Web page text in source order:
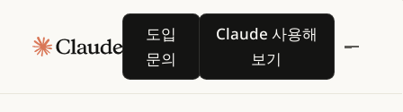
도입
문의
도입 문의
Claude 사용해
보기
Claude 사용해 보기
Supabase